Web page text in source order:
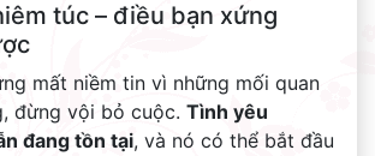
túc – điều bạn xứng
mất niềm tin vì những mối quan
đừng vội bỏ cuộc. Tình yêu
đang tồn tại, và nó có thể bắt đầu